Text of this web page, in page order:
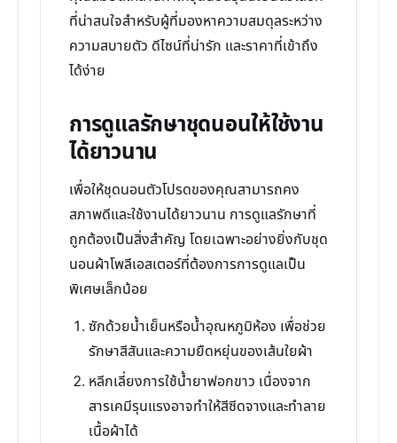
ที่น่าสนใจสำหรับผู้ที่มองหาความสมดุลระหว่าง
ความสบายตัว ดีไซน์ที่น่ารัก และราคาที่เข้าถึง
ได้ง่าย
การดูแลรักษาชุดนอนให้ใช้งาน
ได้ยาวนาน
เพื่อให้ชุดนอนตัวโปรดของคุณสามารถคง
สภาพดีและใช้งานได้ยาวนาน การดูแลรักษาที่
ถูกต้องเป็นสิ่งสำคัญ โดยเฉพาะอย่างยิ่งกับชุด
นอนผ้าโพลีเอสเตอร์ที่ต้องการการดูแลเป็น
พิเศษเล็กน้อย
ซักด้วยน้ำเย็นหรือน้ำอุณหภูมิห้อง เพื่อช่วย
รักษาสีสันและความยืดหยุ่นของเส้นใยผ้า
หลีกเลี่ยงการใช้น้ำยาฟอกขาว เนื่องจาก
สารเคมีรุนแรงอาจทำให้สีซีดจางและทำลาย
เนื้อผ้าได้